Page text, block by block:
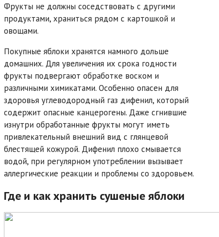
Фрукты не должны соседствовать с другими
продуктами, храниться рядом с картошкой и
овощами.
Покупные яблоки хранятся намного дольше
домашних. Для увеличения их срока годности
фрукты подвергают обработке воском и
различными химикатами. Особенно опасен для
здоровья углеводородный газ дифенил, который
содержит опасные канцерогены. Даже сгнившие
изнутри обработанные фрукты могут иметь
привлекательный внешний вид с глянцевой
блестящей кожурой. Дифенил плохо смывается
водой, при регулярном употреблении вызывает
аллергические реакции и проблемы со здоровьем.
Где и как хранить сушеные яблоки